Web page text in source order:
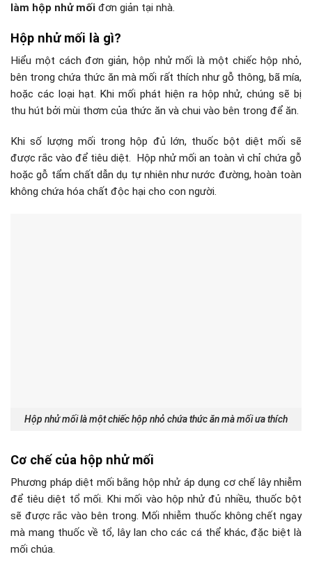
làm hộp nhử mối đơn giản tại nhà.
Hộp nhử mối là gì?
Hiểu một cách đơn giản, hộp nhử mối là một chiếc hộp nhỏ,
bên trong chứa thức ăn mà mối rất thích như gỗ thông, bã mía,
hoặc các loại hạt. Khi mối phát hiện ra hộp nhử, chúng sẽ bị
thu hút bởi mùi thơm của thức ăn và chui vào bên trong để ăn.
Khi số lượng mối trong hộp đủ lớn, thuốc bột diệt mối sẽ
được rắc vào để tiêu diệt. Hộp nhử mối an toàn vì chỉ chứa gỗ
hoặc gỗ tẩm chất dẫn dụ tự nhiên như nước đường, hoàn toàn
không chứa hóa chất độc hại cho con người.
Hộp nhử mối là một chiếc hộp nhỏ chứa thức ăn mà mối ưa thích
Cơ chế của hộp nhử mối
Phương pháp diệt mối bằng hộp nhử áp dụng cơ chế lây nhiễm
để tiêu diệt tổ mối. Khi mối vào hộp nhử đủ nhiều, thuốc bột
sẽ được rắc vào bên trong. Mối nhiễm thuốc không chết ngay
mà mang thuốc về tổ, lây lan cho các cá thể khác, đặc biệt là
mối chúa.